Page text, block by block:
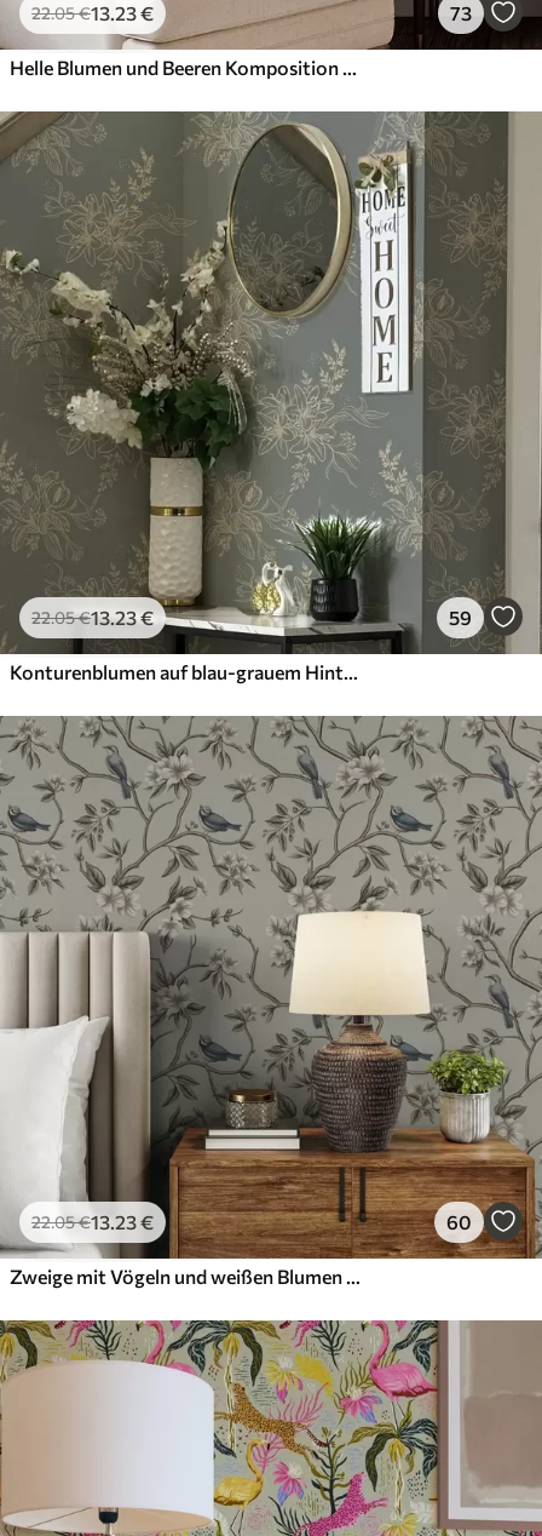
22.05€13.23€ 73
Helle Blumen und Beeren Komposition mit Papageien
22.05€13.23€ 59
Konturenblumen auf blau-grauem Hintergrund, elegantes botanisches Muster
22.05€13.23€ 60
Zweige mit Vögeln und weißen Blumen auf einem zarten Hintergrund